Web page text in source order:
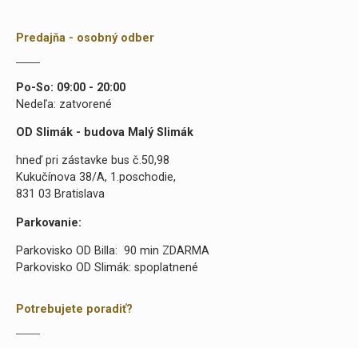
Predajňa - osobný odber
Po-So: 09:00 - 20:00
Nedeľa: zatvorené
OD Slimák - budova Malý Slimák
hneď pri zástavke bus č.50,98
Kukučínova 38/A, 1.poschodie,
831 03 Bratislava
Parkovanie:
Parkovisko OD Billa: 90 min ZDARMA
Parkovisko OD Slimák: spoplatnené
Potrebujete poradiť?